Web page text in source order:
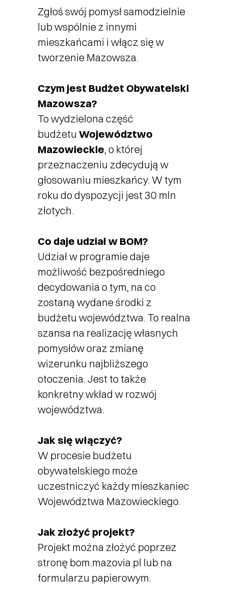
Zgłoś swój pomysł samodzielnie
lub wspólnie z innymi
mieszkańcami i włącz się w
tworzenie Mazowsza.
Czym jest Budżet Obywatelski
Mazowsza?
To wydzielona część
budżetu Województwo
Mazowieckie, o której
przeznaczeniu zdecydują w
głosowaniu mieszkańcy. W tym
roku do dyspozycji jest 30 mln
złotych.
Co daje udział w BOM?
Udział w programie daje
możliwość bezpośredniego
decydowania o tym, na co
zostaną wydane środki z
budżetu województwa. To realna
szansa na realizację własnych
pomysłów oraz zmianę
wizerunku najbliższego
otoczenia. Jest to także
konkretny wkład w rozwój
województwa.
Jak się włączyć?
W procesie budżetu
obywatelskiego może
uczestniczyć każdy mieszkaniec
Województwa Mazowieckiego.
Jak złożyć projekt?
Projekt można złożyć poprzez
stronę bom.mazovia.pl lub na
formularzu papierowym.